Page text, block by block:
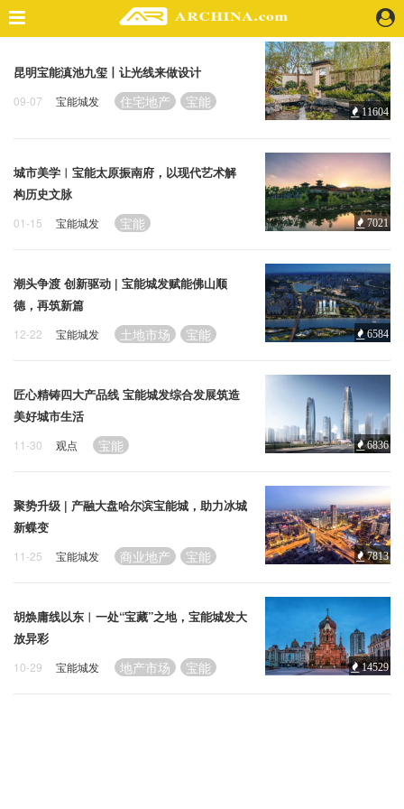
精选案例
建 筑
视 频
头条资讯
机 构
人 物
快速搜索
企业招聘
广告投放
昆明宝能滇池九玺丨让光线来做设计
09-07 宝能城发 住宅地产 宝能
11604
城市美学︱宝能太原振南府，以现代艺术解
构历史文脉
01-15 宝能城发 宝能 7021
潮头争渡 创新驱动 | 宝能城发赋能佛山顺
德，再筑新篇
12-22 宝能城发 土地市场 宝能 6584
匠心精铸四大产品线 宝能城发综合发展筑造
美好城市生活
11-30 观点 宝能 6836
聚势升级 | 产融大盘哈尔滨宝能城，助力冰城
新蝶变
11-25 宝能城发 商业地产 宝能 7813
胡焕庸线以东︱一处“宝藏”之地，宝能城发大
放异彩
10-29 宝能城发 地产市场 宝能 14529